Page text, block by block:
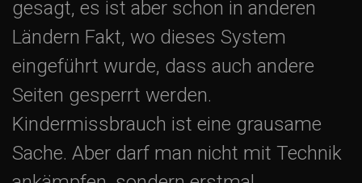
gesagt, es ist aber schon in anderen
Ländern Fakt, wo dieses System
eingeführt wurde, dass auch andere
Seiten gesperrt werden.
Kindermissbrauch ist eine grausame
Sache. Aber darf man nicht mit Technik